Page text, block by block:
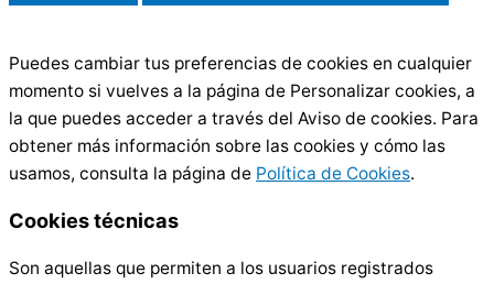
Puedes cambiar tus preferencias de cookies en cualquier
momento si vuelves a la página de Personalizar cookies, a
la que puedes acceder a través del Aviso de cookies. Para
obtener más información sobre las cookies y cómo las
usamos, consulta la página de Política de Cookies.
Cookies técnicas
Son aquellas que permiten a los usuarios registrados